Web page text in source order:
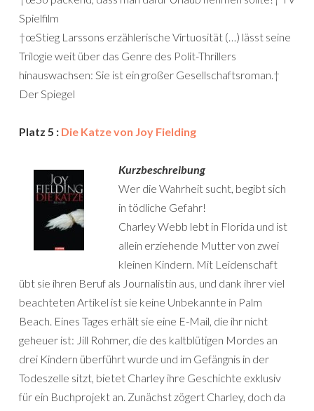
Spielfilm
†œStieg Larssons erzählerische Virtuosität (…) lässt seine
Trilogie weit über das Genre des Polit-Thrillers
hinauswachsen: Sie ist ein großer Gesellschaftsroman.†
Der Spiegel
Platz 5 : Die Katze von Joy Fielding
Kurzbeschreibung
Wer die Wahrheit sucht, begibt sich
in tödliche Gefahr!
Charley Webb lebt in Florida und ist
allein erziehende Mutter von zwei
kleinen Kindern. Mit Leidenschaft
übt sie ihren Beruf als Journalistin aus, und dank ihrer viel
beachteten Artikel ist sie keine Unbekannte in Palm
Beach. Eines Tages erhält sie eine E-Mail, die ihr nicht
geheuer ist: Jill Rohmer, die des kaltblütigen Mordes an
drei Kindern überführt wurde und im Gefängnis in der
Todeszelle sitzt, bietet Charley ihre Geschichte exklusiv
für ein Buchprojekt an. Zunächst zögert Charley, doch da